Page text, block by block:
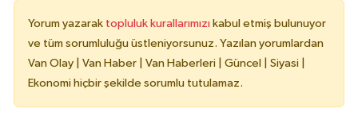
Yorum yazarak topluluk kurallarımızı kabul etmiş bulunuyor
ve tüm sorumluluğu üstleniyorsunuz. Yazılan yorumlardan
Van Olay | Van Haber | Van Haberleri | Güncel | Siyasi |
Ekonomi hiçbir şekilde sorumlu tutulamaz.